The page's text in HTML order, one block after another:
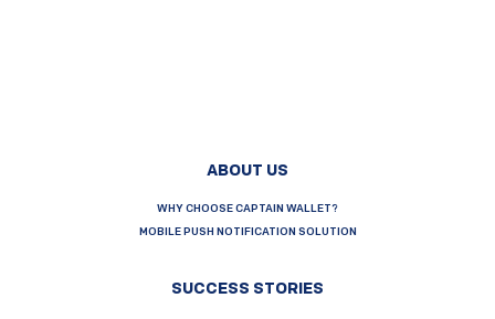
ABOUT US
WHY CHOOSE CAPTAIN WALLET?
MOBILE PUSH NOTIFICATION SOLUTION
SUCCESS STORIES